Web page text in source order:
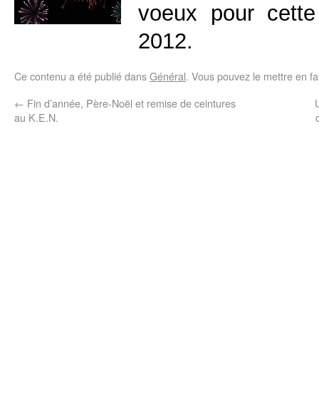
voeux pour
2012.
Ce contenu a été publié dansGénéral. Vous pouvez le mettre en
← Fin d’année, Père-Noël et remise de ceintures
au K.E.N.